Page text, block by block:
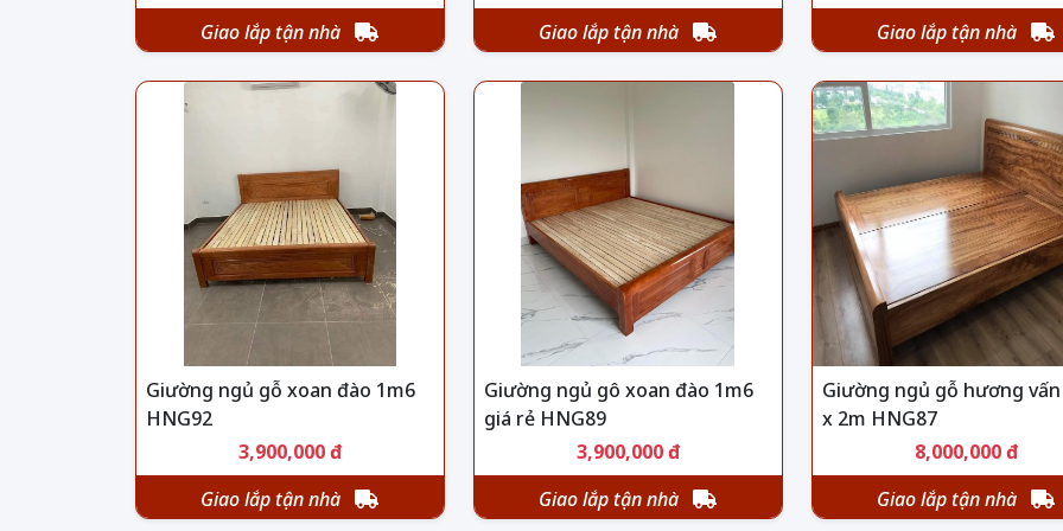
Giao lắp tận nhà Giao lắp tận nhà Giao lắp tận nhà
Giường ngủ gỗ xoan đào 1m6
HNG92
3,900,000 đ
Giao lắp tận nhà
Giường ngủ gô xoan đào 1m6
giá rẻ HNG89
3,900,000 đ
Giao lắp tận nhà
Giường ngủ gỗ hương
x 2m HNG87
8,000,000 đ
Giao lắp tận nhà